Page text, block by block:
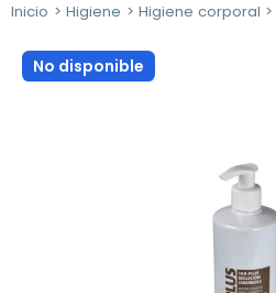
Inicio Higiene Higiene corporal
No disponible